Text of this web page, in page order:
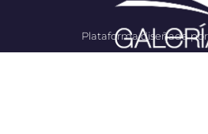
Plataforma diseñada